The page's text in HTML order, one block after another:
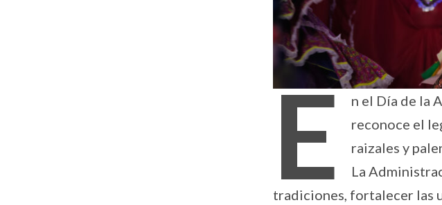
E
n el Día de la
reconoce el
raizales y
La
tradiciones, fortalecer las